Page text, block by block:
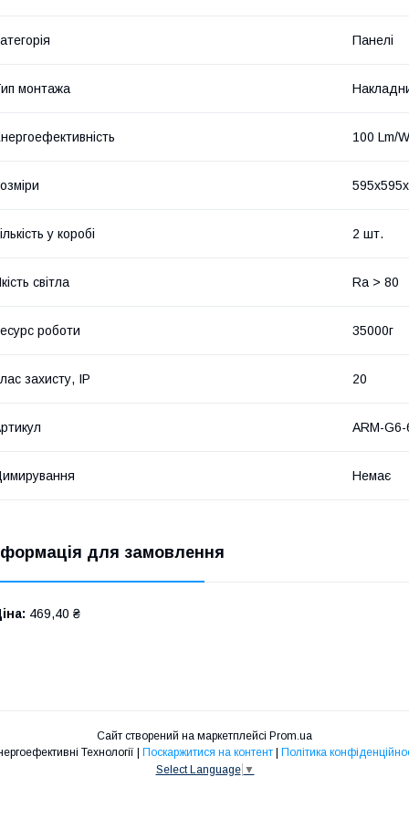
Панелі
монтажа
100 Lm/W
у коробі 2 шт.
світла Ra > 80
роботи 35000г
захисту, IP 20
ARM-
Немає
для замовлення
469,40 ₴
Сайт створений на маркетплейсі Prom.ua
Енергоефективні Технології | Поскаржитися на контент | Політика
Select Language ▼